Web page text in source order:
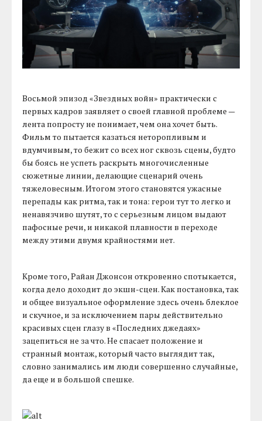
Восьмой эпизод «Звездных войн» практически с
первых кадров заявляет о своей главной проблеме —
лента попросту не понимает, чем она хочет быть.
Фильм то пытается казаться неторопливым и
вдумчивым, то бежит со всех ног сквозь сцены, будто
бы боясь не успеть раскрыть многочисленные
сюжетные линии, делающие сценарий очень
тяжеловесным. Итогом этого становятся ужасные
перепады как ритма, так и тона: герои тут то легко и
ненавязчиво шутят, то с серьезным лицом выдают
пафосные речи, и никакой плавности в переходе
между этими двумя крайностями нет.
Кроме того, Райан Джонсон откровенно спотыкается,
когда дело доходит до экшн-сцен. Как постановка, так
и общее визуальное оформление здесь очень блеклое
и скучное, и за исключением пары действительно
красивых сцен глазу в «Последних джедаях»
зацепиться не за что. Не спасает положение и
странный монтаж, который часто выглядит так,
словно занимались им люди совершенно случайные,
да еще и в большой спешке.